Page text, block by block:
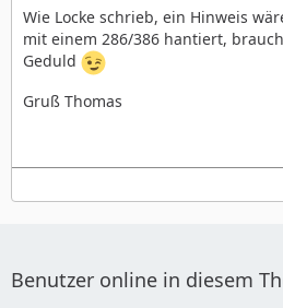
Wie Locke schrieb, ein Hinweis
mit einem 286/386 hantiert,
Geduld
Gruß Thomas
Benutzer online in diesem